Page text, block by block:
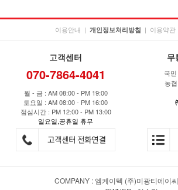
이용안내 | 개인정보처리방침 | 이용약관
고객센터
070-7864-4041
월 - 금 : AM 08:00 - PM 19:00
토요일 : AM 08:00 - PM 16:00
점심시간 : PM 12:00 - PM 13:00
일요일,공휴일 휴무
무
국
농
COMPANY : 엠케이텍 (주)미광티에이